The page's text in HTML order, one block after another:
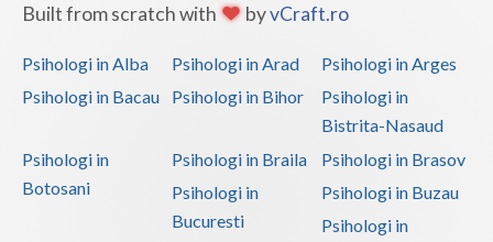
Terapie E.M.D.R. (1)
(1)
Terapie suportiva pentru persoanele care sufera... (1)
Built from scratch with byvCraft.ro
Psihologi in Alba Psihologi in Arad
Psihologi in Arges
Psihologi in Bacau
Psihologi in Bihor
Psihologi in
Bistrita-Nasaud
Psihologi in
Botosani
Psihologi in Braila
Psihologi in Brasov
Psihologi in
Bucuresti
Psihologi in Buzau
Psihologi in